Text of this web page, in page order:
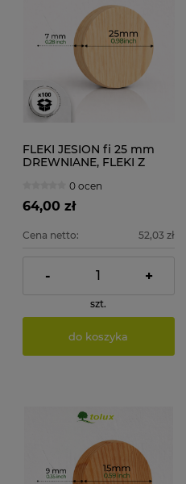
FLEKI JESION fi 25 mm
DREWNIANE, FLEKI Z
0 ocen
64,00 zł
Cena netto: 52,03 zł
- +
szt.
do koszyka